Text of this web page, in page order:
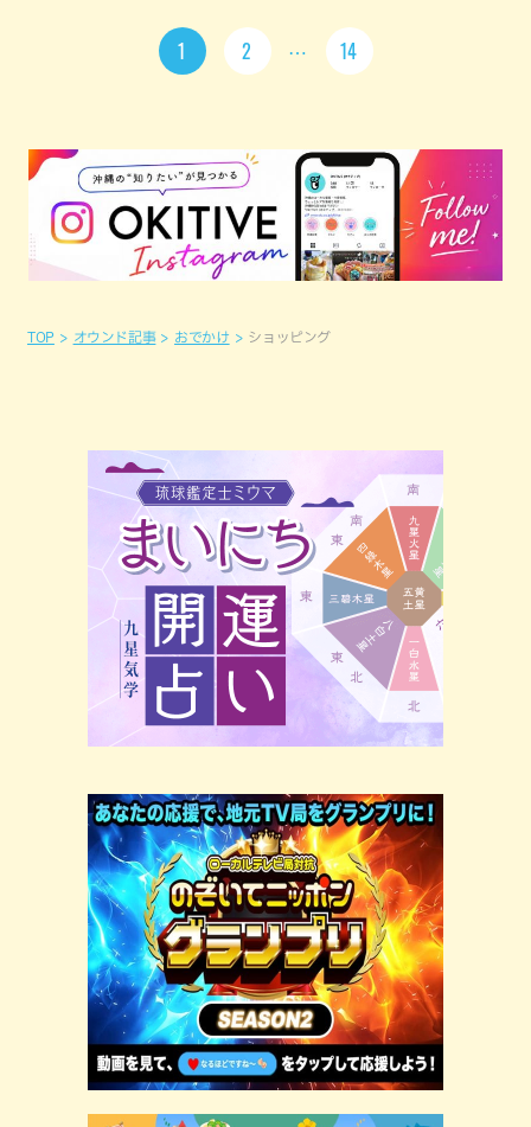
1 2 14
TOP オウンド記事 おでかけ ショッピング